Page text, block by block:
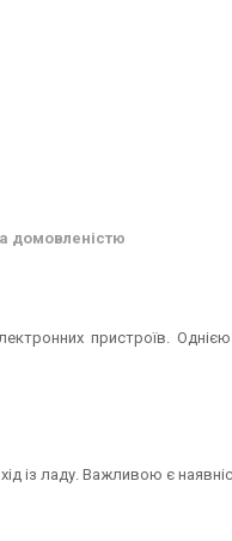
домовленістю
пристроїв.
із ладу. Важливою є